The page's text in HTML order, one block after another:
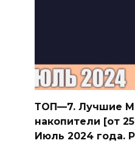
ТОП—7. Лучшие
накопители [от
Июль 2024 года.